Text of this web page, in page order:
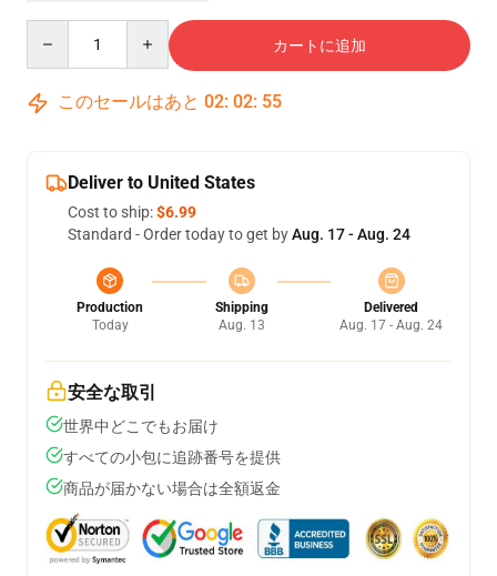
カートに追加
このセールはあと 02: 02: 54
Deliver to United States
Cost to ship:$6.99
Standard - Order today to get byAug. 17 - Aug. 24
Production
Today
Shipping
Aug. 13
Delivered
Aug. 17 - Aug. 24
安全な取引
世界中どこでもお届け
すべての小包に追跡番号を提供
商品が届かない場合は全額返金